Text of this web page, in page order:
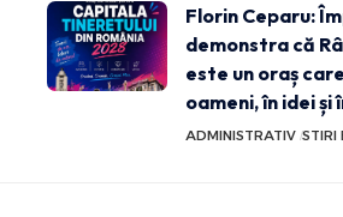
Florin Ceparu:
demonstra că
este un oraș
oameni, în idei și
ADMINISTRATIV STIRI